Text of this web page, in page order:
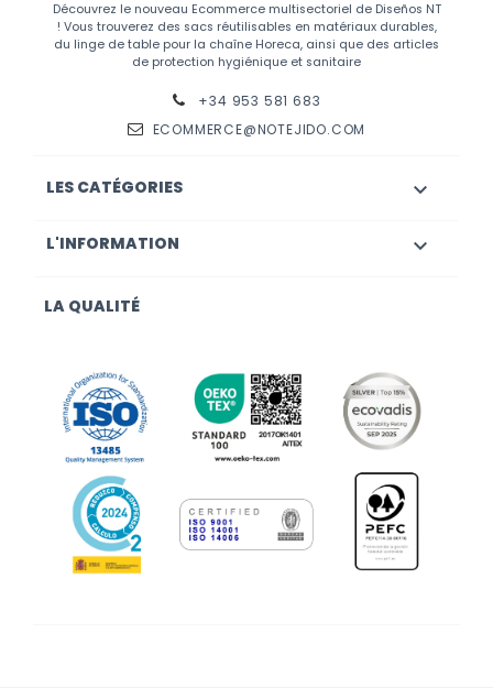
Découvrez le nouveau Ecommerce multisectoriel de Diseños NT
! Vous trouverez des sacs réutilisables en matériaux durables,
du linge de table pour la chaîne Horeca, ainsi que des articles
de protection hygiénique et sanitaire
+34 953 581 683
ECOMMERCE@NOTEJIDO.COM
LES CATÉGORIES 
L'INFORMATION 
LA QUALITÉ